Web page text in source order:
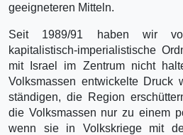
geeigneteren Mitteln.
Seit 1989/91 haben wir
kapitalistisch-imperialistische
mit Israel im Zentrum nicht
Volksmassen entwickelte Druck
ständigen, die Region
die Volksmassen nur zu einem
wenn sie in Volkskriege mit